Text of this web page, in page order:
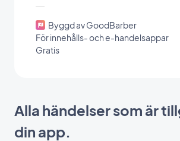
Byggd av GoodBarber
För innehålls- och e-handelsappar
Gratis
Alla händelser som är
din app.